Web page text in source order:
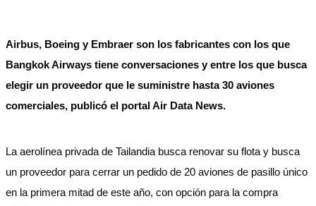
Airbus, Boeing y Embraer son los fabricantes con los que
Bangkok Airways tiene conversaciones y entre los que busca
elegir un proveedor que le suministre hasta 30 aviones
comerciales, publicó el portal Air Data News.
La aerolínea privada de Tailandia busca renovar su flota y busca
un proveedor para cerrar un pedido de 20 aviones de pasillo único
en la primera mitad de este año, con opción para la compra